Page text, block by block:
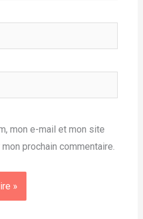
mon e-mail et mon site
prochain commentaire.